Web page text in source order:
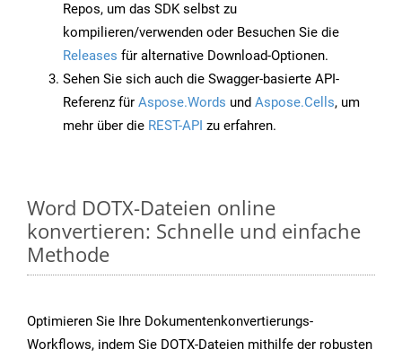
Repos, um das SDK selbst zu
kompilieren/verwenden oder Besuchen Sie die
Releases für alternative Download-Optionen.
Sehen Sie sich auch die Swagger-basierte API-
Referenz für Aspose.Words und Aspose.Cells, um
mehr über die REST-API zu erfahren.
Word DOTX-Dateien online
konvertieren: Schnelle und einfache
Methode
Optimieren Sie Ihre Dokumentenkonvertierungs-
Workflows, indem Sie DOTX-Dateien mithilfe der robusten